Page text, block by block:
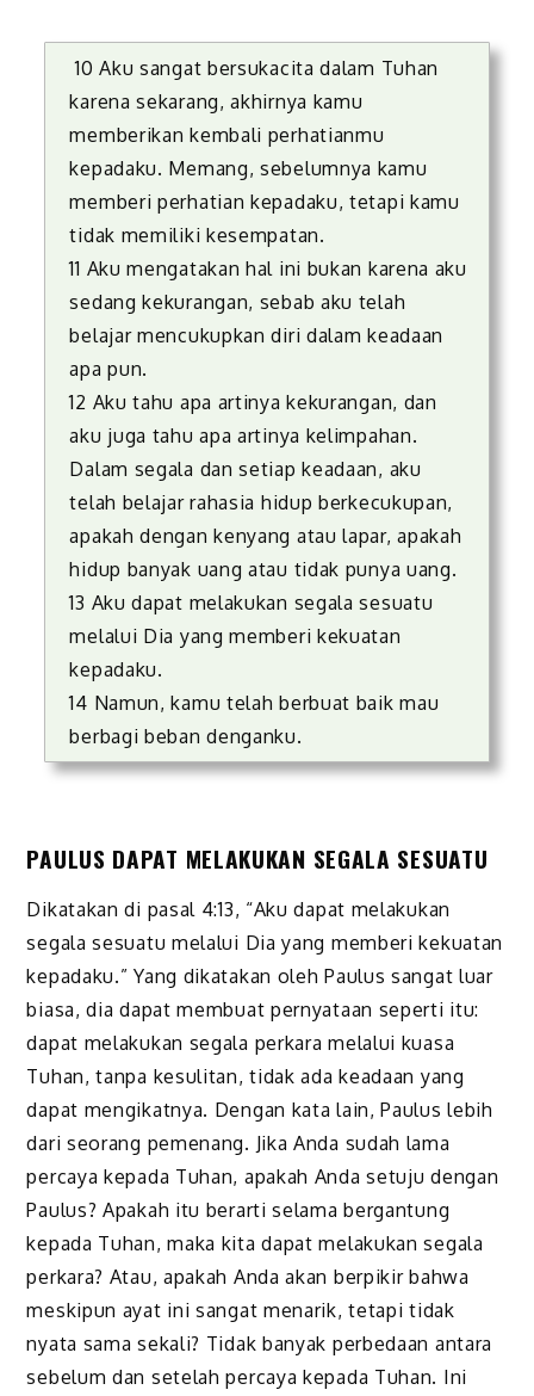
10 Aku sangat bersukacita dalam Tuhan
karena sekarang, akhirnya kamu
memberikan kembali perhatianmu
kepadaku. Memang, sebelumnya kamu
memberi perhatian kepadaku, tetapi kamu
tidak memiliki kesempatan.
11 Aku mengatakan hal ini bukan karena aku
sedang kekurangan, sebab aku telah
belajar mencukupkan diri dalam keadaan
apa pun.
12 Aku tahu apa artinya kekurangan, dan
aku juga tahu apa artinya kelimpahan.
Dalam segala dan setiap keadaan, aku
telah belajar rahasia hidup berkecukupan,
apakah dengan kenyang atau lapar, apakah
hidup banyak uang atau tidak punya uang.
13 Aku dapat melakukan segala sesuatu
melalui Dia yang memberi kekuatan
kepadaku.
14 Namun, kamu telah berbuat baik mau
berbagi beban denganku.
PAULUS DAPAT MELAKUKAN SEGALA SESUATU
Dikatakan di pasal 4:13, “Aku dapat melakukan
segala sesuatu melalui Dia yang memberi kekuatan
kepadaku.” Yang dikatakan oleh Paulus sangat luar
biasa, dia dapat membuat pernyataan seperti itu:
dapat melakukan segala perkara melalui kuasa
Tuhan, tanpa kesulitan, tidak ada keadaan yang
dapat mengikatnya. Dengan kata lain, Paulus lebih
dari seorang pemenang. Jika Anda sudah lama
percaya kepada Tuhan, apakah Anda setuju dengan
Paulus? Apakah itu berarti selama bergantung
kepada Tuhan, maka kita dapat melakukan segala
perkara? Atau, apakah Anda akan berpikir bahwa
meskipun ayat ini sangat menarik, tetapi tidak
nyata sama sekali? Tidak banyak perbedaan antara
sebelum dan setelah percaya kepada Tuhan. Ini